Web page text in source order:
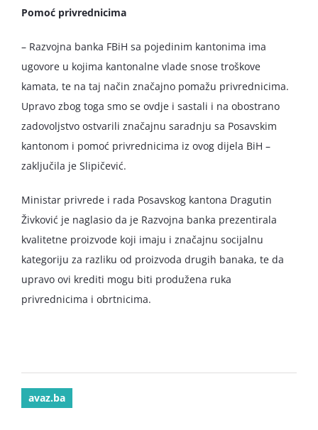
Pomoć privrednicima
– Razvojna banka FBiH sa pojedinim kantonima ima
ugovore u kojima kantonalne vlade snose troškove
kamata, te na taj način značajno pomažu privrednicima.
Upravo zbog toga smo se ovdje i sastali i na obostrano
zadovoljstvo ostvarili značajnu saradnju sa Posavskim
kantonom i pomoć privrednicima iz ovog dijela BiH –
zaključila je Slipičević.
Ministar privrede i rada Posavskog kantona Dragutin
Živković je naglasio da je Razvojna banka prezentirala
kvalitetne proizvode koji imaju i značajnu socijalnu
kategoriju za razliku od proizvoda drugih banaka, te da
upravo ovi krediti mogu biti produžena ruka
privrednicima i obrtnicima.
avaz.ba